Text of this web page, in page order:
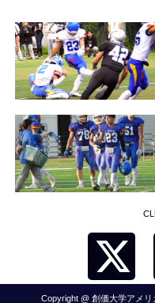
Copyright @ 創価大学アメ